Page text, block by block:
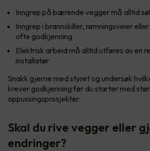
Inngrep på bærende vegger må alltid
Inngrep i brannskiller, rømningsveier
ofte godkjenning
Elektrisk arbeid må alltid utføres av en
installatør
Snakk gjerne med styret og undersøk
krever godkjenning før du starter med
oppussingsprosjekter.
Skal du rive vegger eller
endringer?